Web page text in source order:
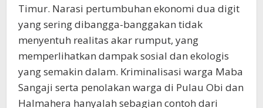
Timur. Narasi pertumbuhan ekonomi dua digit
yang sering dibangga-banggakan tidak
menyentuh realitas akar rumput, yang
memperlihatkan dampak sosial dan ekologis
yang semakin dalam. Kriminalisasi warga Maba
Sangaji serta penolakan warga di Pulau Obi dan
Halmahera hanyalah sebagian contoh dari